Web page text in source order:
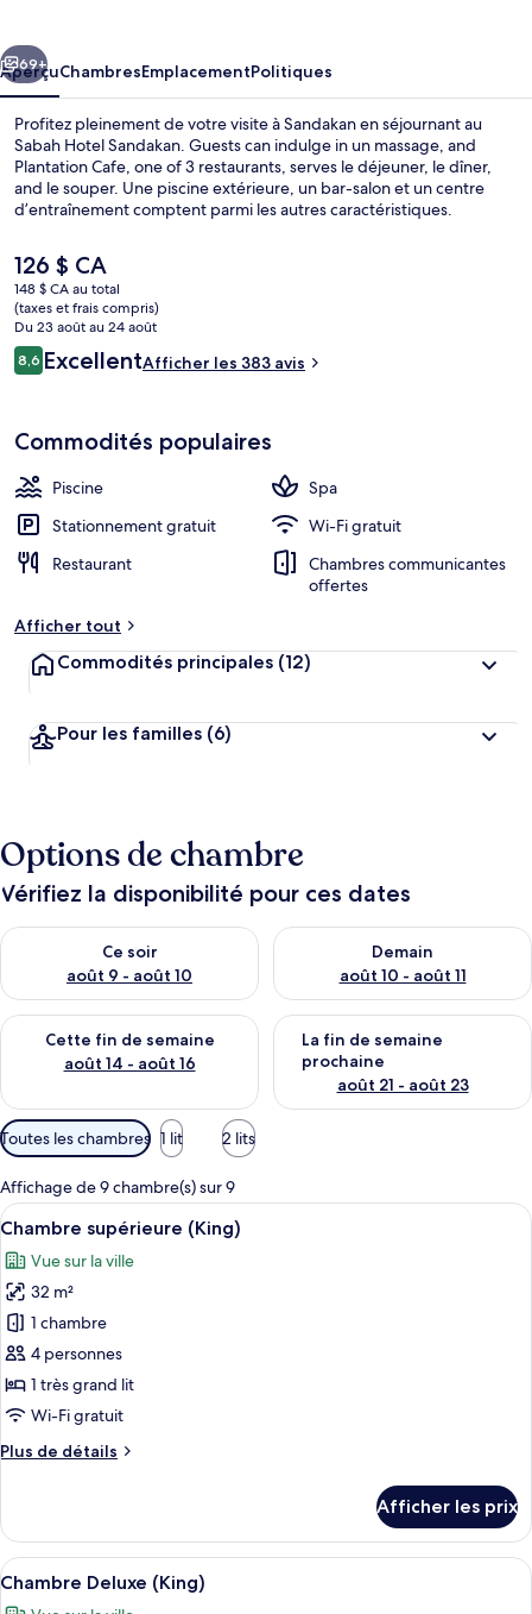
Suivant
69+
AperçuChambresEmplacementPolitiques
Profitez pleinement de votre visite à Sandakan en séjournant au
Sabah Hotel Sandakan. Guests can indulge in un massage, and
Plantation Cafe, one of 3 restaurants, serves le déjeuner, le dîner,
and le souper. Une piscine extérieure, un bar-salon et un centre
d’entraînement comptent parmi les autres caractéristiques.
Le
prix
actuel
est
de 126 $ CA
126 $ CA
148 $ CA au total
(taxes et frais compris)
Du 23 août au 24 août
Avis
8,68,6 sur 10 –
ExcellentAfficher les 383 avis
Commodités populaires
Piscine
Spa
Stationnement gratuit
Wi-Fi gratuit
Restaurant
Chambres communicantes
offertes
Afficher tout
Commodités principales (12)
Pour les familles (6)
Options de chambre
Vérifiez la disponibilité pour ces dates
Ce soir
août 9 - août 10
Vérifier la disponibilité pour ce soir août 9 - août 10
Demain
août 10 - août 11
Vérifier la disponibilité pour
Cette fin de semaine
août 14 - août 16
Vérifier la disponibilité pour cette fin de semaine août 14 -
La fin de semaine
prochaine
août 21 - août 23
Vérifier la disponibilité pour
Filtres
disponibles
pour
les
chambres
Toutes les chambres 1 lit 2 lits
Affichage de 9 chambre(s) sur 9
Afficher
toutes
les
photos
pour
ce
type
de
chambre :
Chambre
Une chambre d’hôtel moderne,
9
Chambre supérieure (King)
Vue sur la ville
32 m²
1 chambre
4 personnes
1 très grand lit
Wi-Fi gratuit
Plus de détails
Plus
Chambre
supérieure
(King)
Afficher les prix
Afficher
toutes
Chambre Deluxe (King) | Minibar,
6
Chambre Deluxe (King)